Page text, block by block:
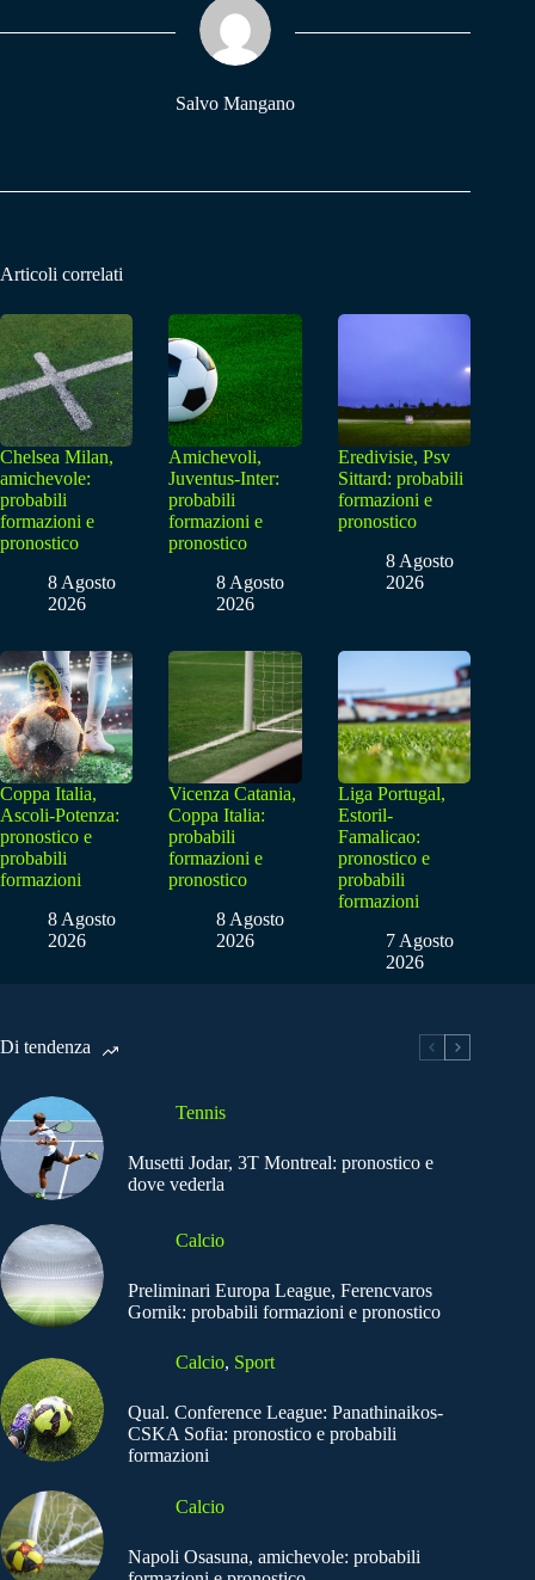
pp m
Salvo Mangano
Articoli correlati
Chelsea Milan,
amichevole:
probabili
formazioni e
pronostico
8 Agosto
2026
Amichevoli,
Juventus-Inter:
probabili
formazioni e
pronostico
8 Agosto
2026
Eredivisie, Psv
Sittard: probabili
formazioni e
pronostico
8 Agosto
2026
Coppa Italia,
Ascoli-Potenza:
pronostico e
probabili
formazioni
8 Agosto
2026
Vicenza Catania,
Coppa Italia:
probabili
formazioni e
pronostico
8 Agosto
2026
Liga Portugal,
Estoril-
Famalicao:
pronostico e
probabili
formazioni
7 Agosto
2026
Di tendenza
Tennis
Musetti Jodar, 3T Montreal: pronostico e
dove vederla
Calcio
Preliminari Europa League, Ferencvaros
Gornik: probabili formazioni e pronostico
Calcio, Sport
Qual. Conference League: Panathinaikos-
CSKA Sofia: pronostico e probabili
formazioni
Calcio
Napoli Osasuna, amichevole: probabili